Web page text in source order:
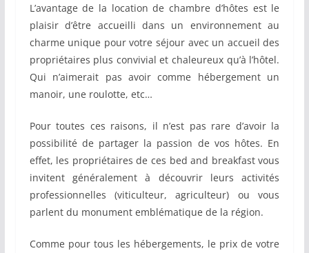
L’avantage de la location de chambre d’hôtes est le
plaisir d’être accueilli dans un environnement au
charme unique pour votre séjour avec un accueil des
propriétaires plus convivial et chaleureux qu’à l’hôtel.
Qui n’aimerait pas avoir comme hébergement un
manoir, une roulotte, etc…
Pour toutes ces raisons, il n’est pas rare d’avoir la
possibilité de partager la passion de vos hôtes. En
effet, les propriétaires de ces bed and breakfast vous
invitent généralement à découvrir leurs activités
professionnelles (viticulteur, agriculteur) ou vous
parlent du monument emblématique de la région.
Comme pour tous les hébergements, le prix de votre